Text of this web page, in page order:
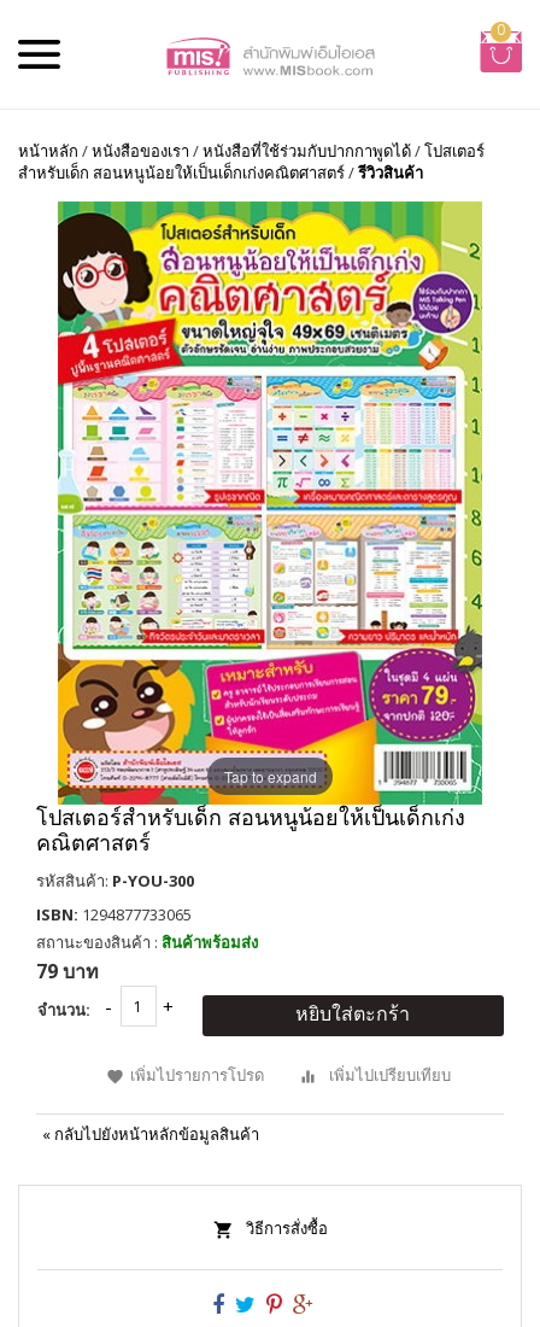
0
หน้าหลัก /หนังสือของเรา /หนังสือที่ใช้ร่วมกับปากกาพูดได้/โปสเตอร์
สำหรับเด็ก สอนหนูน้อยให้เป็นเด็กเก่งคณิตศาสตร์/รีวิวสินค้า
Tap to expand
โปสเตอร์สำหรับเด็ก สอนหนูน้อยให้เป็นเด็กเก่ง
คณิตศาสตร์
รหัสสินค้า: P-YOU-300
ISBN: 1294877733065
สถานะของสินค้า : สินค้าพร้อมส่ง
79 บาท
จำนวน: หยิบใส่ตะกร้า
เพิ่มไปรายการโปรด เพิ่มไปเปรียบเทียบ
« กลับไปยังหน้าหลักข้อมูลสินค้า
วิธีการสั่งซื้อ